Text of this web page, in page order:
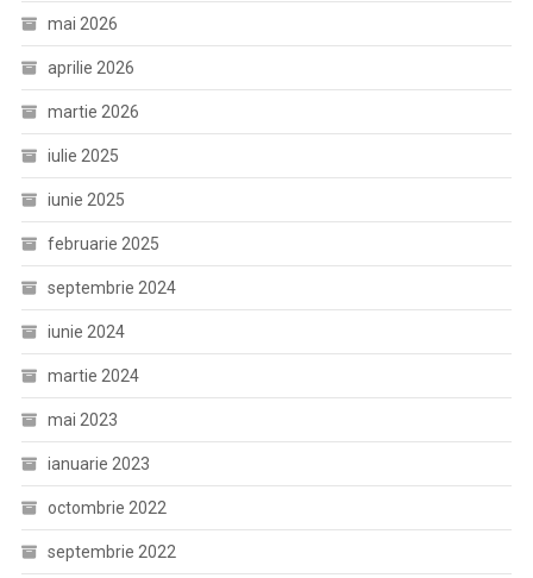
mai 2026
aprilie 2026
martie 2026
iulie 2025
iunie 2025
februarie 2025
septembrie 2024
iunie 2024
martie 2024
mai 2023
ianuarie 2023
octombrie 2022
septembrie 2022